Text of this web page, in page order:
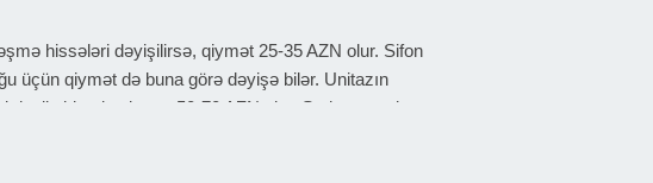
hissələri dəyişilirsə, qiymət 25-35 AZN olur. Sifon
üçün qiymət də buna görə dəyişə bilər. Unitazın
olduqda qiymət 50-70 AZN olur. Sadə sızmaların
tələb olunduqda qiymət 50-90 AZN olur. Boru